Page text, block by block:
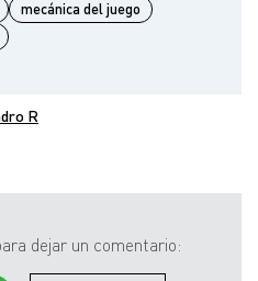
mecánica del juego
R
dejar un comentario: